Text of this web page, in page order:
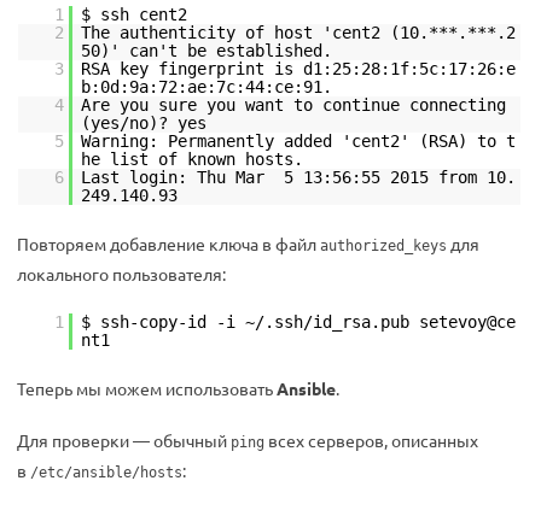
1
$ ssh cent2
2
The authenticity of host 'cent2 (10.***.***.2
50)' can't be established.
3
RSA key fingerprint is d1:25:28:1f:5c:17:26:e
b:0d:9a:72:ae:7c:44:ce:91.
4
Are you sure you want to continue connecting
(yes/no)? yes
5
Warning: Permanently added 'cent2' (RSA) to t
he list of known hosts.
6
Last login: Thu Mar 5 13:56:55 2015 from 10.
249.140.93
Повторяем добавление ключа в файл authorized_keys для
локального пользователя:
1
$ ssh-copy-id -i ~/.ssh/id_rsa.pub setevoy@ce
nt1
Теперь мы можем использоватьAnsible.
Для проверки — обычный ping всех серверов, описанных
в /etc/ansible/hosts: